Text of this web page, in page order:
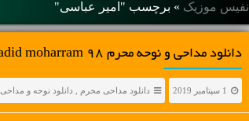
نفیس موزیک » برچسب "امیر عباسی"
دانلود مداحی و نوحه محرم 98 madahi jadid moharram
1 سپتامبر 2019 دانلود مداحی محرم دانلود نوحه و مداحی